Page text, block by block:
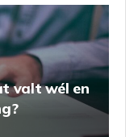
valt wél en